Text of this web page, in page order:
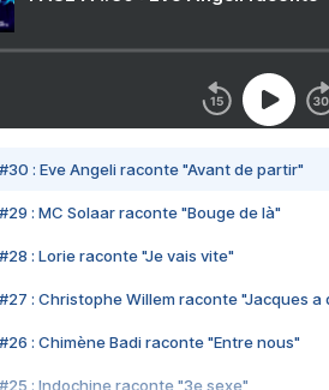
#30 : Eve Angeli raconte "Avant de partir"
#29 : MC Solaar raconte "Bouge de là"
#28 : Lorie raconte "Je vais vite"
#27 : Christophe Willem raconte "Jacques a
#26 : Chimène Badi raconte "Entre nous"
#25 : Indochine raconte "3e sexe"